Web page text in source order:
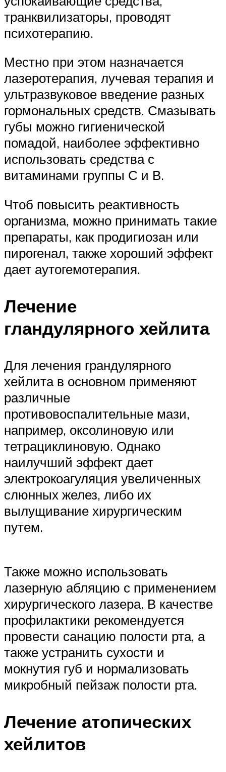
транквилизаторы, проводят
психотерапию.
Местно при этом назначается
лазеротерапия, лучевая терапия и
ультразвуковое введение разных
гормональных средств. Смазывать
губы можно гигиенической
помадой, наиболее эффективно
использовать средства с
витаминами группы С и В.
Чтоб повысить реактивность
организма, можно принимать такие
препараты, как продигиозан или
пирогенал, также хороший эффект
дает аутогемотерапия.
Лечение
гландулярного хейлита
Для лечения грандулярного
хейлита в основном применяют
различные
противовоспалительные мази,
например, оксолиновую или
тетрациклиновую. Однако
наилучший эффект дает
электрокоагуляция увеличенных
слюнных желез, либо их
вылущивание хирургическим
путем.
Также можно использовать
лазерную абляцию с применением
хирургического лазера. В качестве
профилактики рекомендуется
провести санацию полости рта, а
также устранить сухости и
мокнутия губ и нормализовать
микробный пейзаж полости рта.
Лечение атопических
хейлитов